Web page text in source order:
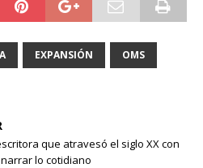
EXPANSIÓN OMS
que atravesó el siglo XX con
lo cotidiano